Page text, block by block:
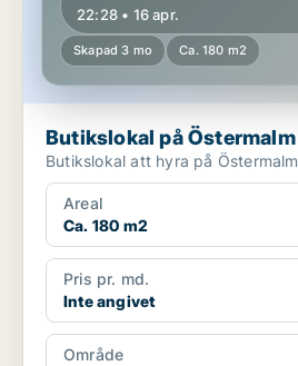
22:28 • 16 apr.
Skapad 3 mo Ca. 180 m2
Butikslokal på Östermalm
Butikslokal att hyra på Östermalm
Areal
Ca. 180 m2
Pris pr. md.
Inte angivet
Område